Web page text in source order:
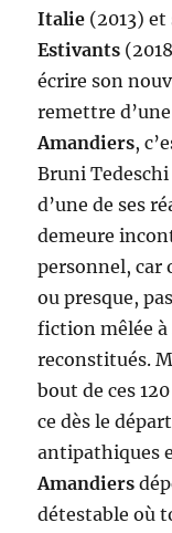
Italie (2013)
Estivants
écrire son
remettre
Amandiers,
Bruni
d’une de ses
demeure
personnel, car
ou presque,
fiction mêlée à
reconstitués.
bout de ces
ce dès le
antipathiques
Amandiers
détestable où